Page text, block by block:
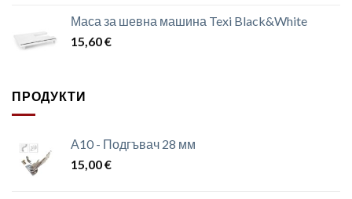
Маса за шевна машина Texi Black&White
15,60€
ПРОДУКТИ
А10 - Подгъвач 28 мм
15,00€